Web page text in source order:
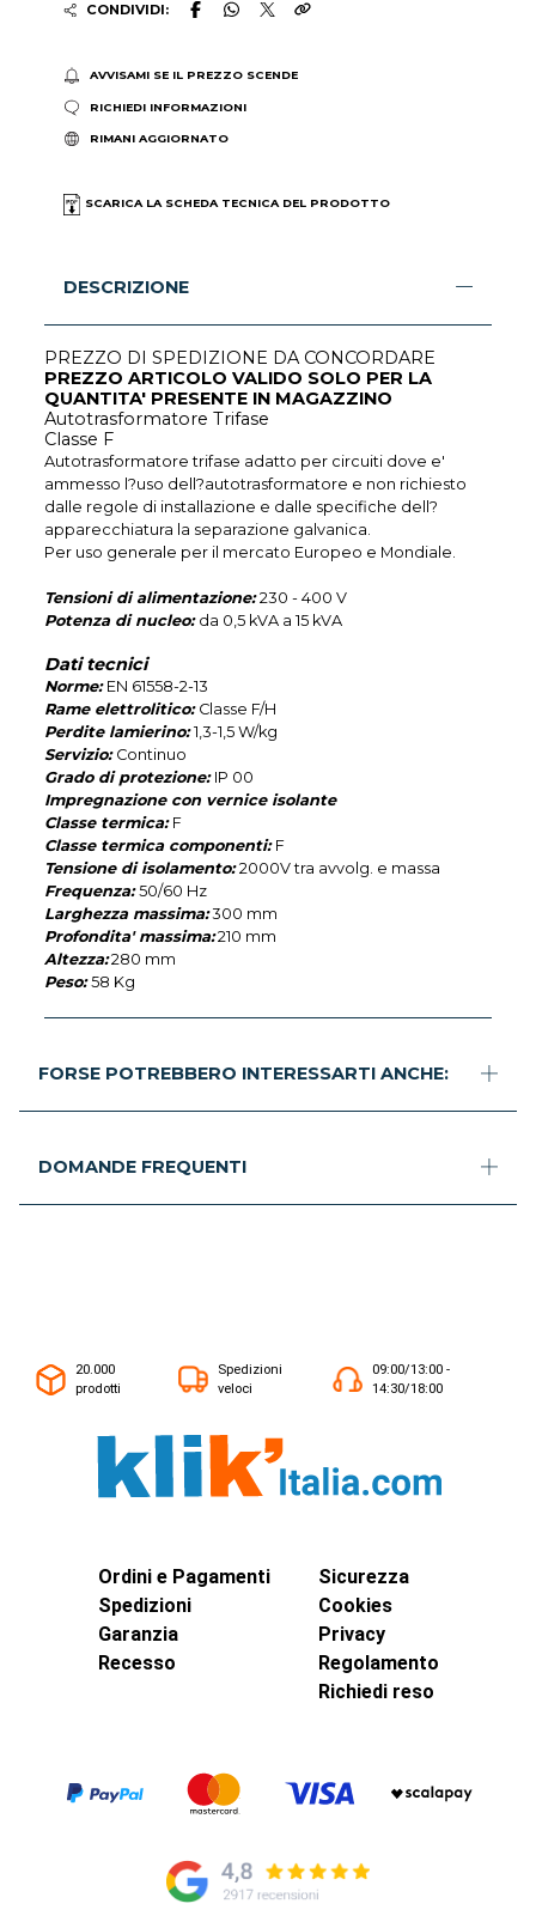
CONDIVIDI:
AVVISAMI SE IL PREZZO SCENDE
RICHIEDI INFORMAZIONI
RIMANI AGGIORNATO
SCARICA LA SCHEDA TECNICA DEL PRODOTTO
DESCRIZIONE
PREZZO DI SPEDIZIONE DA CONCORDARE
PREZZO ARTICOLO VALIDO SOLO PER LA
QUANTITA' PRESENTE IN MAGAZZINO
Autotrasformatore Trifase
Classe F
Autotrasformatore trifase adatto per circuiti dove e'
ammesso l?uso dell?autotrasformatore e non richiesto
dalle regole di installazione e dalle specifiche dell?
apparecchiatura la separazione galvanica.
Per uso generale per il mercato Europeo e Mondiale.
Tensioni di alimentazione:230 - 400 V
Potenza di nucleo: da 0,5 kVA a 15 kVA
Dati tecnici
Norme: EN 61558-2-13
Rame elettrolitico: Classe F/H
Perdite lamierino:1,3-1,5 W/kg
Servizio: Continuo
Grado di protezione: IP 00
Impregnazione con vernice isolante
Classe termica: F
Classe termica componenti: F
Tensione di isolamento:2000V tra avvolg. e massa
Frequenza:50/60 Hz
Larghezza massima:300 mm
Profondita' massima:210 mm
Altezza:280 mm
Peso:58 Kg
FORSE POTREBBERO INTERESSARTI ANCHE:
DOMANDE FREQUENTI
20.000
prodotti
Spedizioni
veloci
09:00/13:00 -
14:30/18:00
Ordini e Pagamenti
Spedizioni
Garanzia
Recesso
Sicurezza
Cookies
Privacy
Regolamento
Richiedi reso